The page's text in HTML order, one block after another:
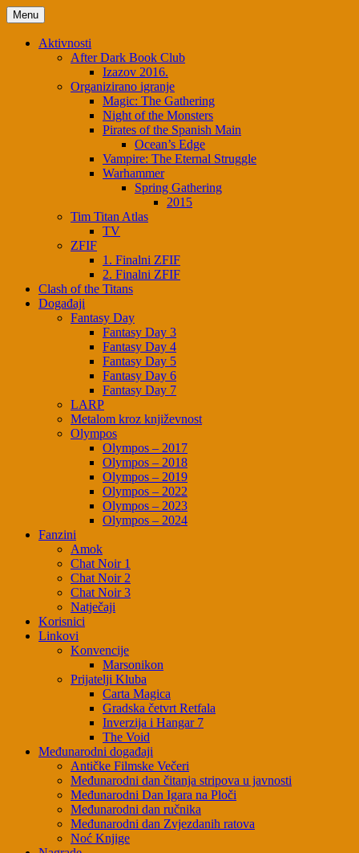
Skip
to
content
Menu
Aktivnosti
After Dark Book Club
Izazov 2016.
Organizirano igranje
Magic: The Gathering
Night of the Monsters
Pirates of the Spanish Main
Ocean’s Edge
Vampire: The Eternal Struggle
Warhammer
Spring Gathering
2015
Tim Titan Atlas
TV
ZFIF
1. Finalni ZFIF
2. Finalni ZFIF
Clash of the Titans
Događaji
Fantasy Day
Fantasy Day 3
Fantasy Day 4
Fantasy Day 5
Fantasy Day 6
Fantasy Day 7
LARP
Metalom kroz književnost
Olympos
Olympos – 2017
Olympos – 2018
Olympos – 2019
Olympos – 2022
Olympos – 2023
Olympos – 2024
Fanzini
Amok
Chat Noir 1
Chat Noir 2
Chat Noir 3
Natječaji
Korisnici
Linkovi
Konvencije
Marsonikon
Prijatelji Kluba
Carta Magica
Gradska četvrt Retfala
Inverzija i Hangar 7
The Void
Međunarodni događaji
Antičke Filmske Večeri
Međunarodni dan čitanja stripova u javnosti
Međunarodni Dan Igara na Ploči
Međunarodni dan ručnika
Međunarodni dan Zvjezdanih ratova
Noć Knjige